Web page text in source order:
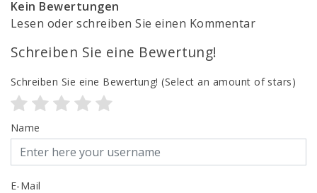
Kein Bewertungen
Lesen oder schreiben Sie einen Kommentar
Schreiben Sie eine Bewertung!
Schreiben Sie eine Bewertung! (Select an amount of stars)
Name
E-Mail